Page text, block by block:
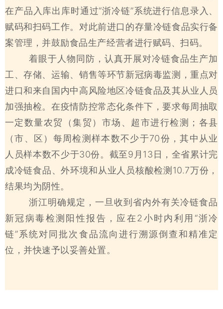
在产品入库出库时通过“浙冷链”系统进行信息录入、
赋码和扫码工作。对此前进口的存量冷链食品实行备
案管理，并鼓励食品生产经营者进行赋码、扫码。
着眼于人物同防，认真开展对冷链食品生产加
工、存储、运输、销售等环节新冠病毒监测，重点对
进口和来自国内中高风险地区冷链食品及其从业人员
加强抽检。在疫情防控常态化条件下，要求每周抽取
一定数量农贸（集贸）市场、超市进行检测；各县
（市、区）每周检测样本数不少于70份，其中从业
人员样本数不少于30份。截至9月13日，全省累计完
成冷链食品、外环境和从业人员核酸检测10.7万份，
结果均为阴性。
浙江明确规定，一旦收到省内外有关冷链食品
新冠病毒检测阳性报告，应在2小时内利用“浙冷
链”系统对同批次食品流向进行溯源倒查和精准定
位，并快速予以妥善处置。